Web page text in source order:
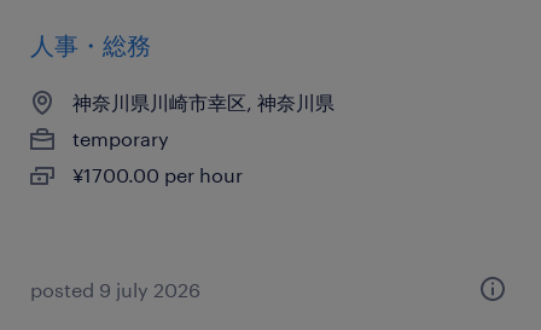
人事・総務
神奈川県川崎市幸区, 神奈川県
temporary
¥1700.00 per hour
posted 9 july 2026